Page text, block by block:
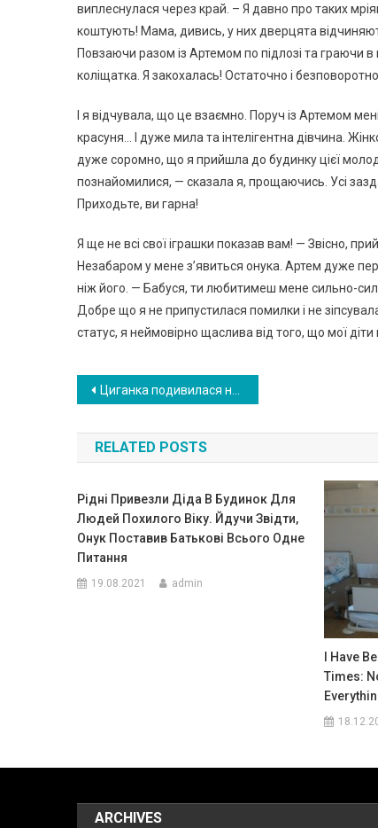
виплеснулася через край. – Я давно про таких
коштують! Мама, дивись, у них дверцята
Повзаючи разом із Артемом по підлозі та граючи
коліщатка. Я закохалась! Остаточно і
І я відчувала, що це взаємно. Поруч із Артемом
красуня… І дуже мила та інтелігентна дівчина.
дуже соромно, що я прийшла до будинку цієї
познайомилися, — сказала я, прощаючись. Усі
Приходьте, ви гарна!
Я ще не всі свої іграшки показав вам! — Звісно,
Незабаром у мене з’явиться онука. Артем дуже
ніж його. — Бабуся, ти любитимеш мене сильно-
Добре що я не припустилася помилки і не
статус, я неймовірно щаслива від того, що мої діти
Навигация
по
записям
Циганка подивилася на Ліду і прошепотіла два слова, все збулося, як вона сказала. Через 25 років дівчина знову зустріла циганку..
RELATED POSTS
Рідні Привезли Діда В Будинок Для
Людей Похилого Віку. Йдучи Звідти,
Онук Поставив Батькові Всього Одне
Питання
19.08.2021 admin
I Have
Times:
ARCHIVES